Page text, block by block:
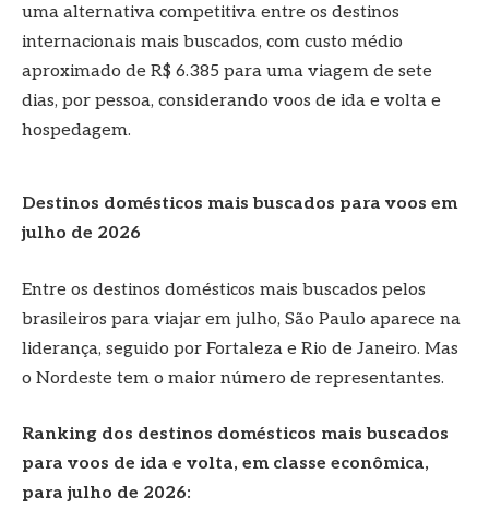
uma alternativa competitiva entre os destinos
internacionais mais buscados, com custo médio
aproximado de R$ 6.385 para uma viagem de sete
dias, por pessoa, considerando voos de ida e volta e
hospedagem.
Destinos domésticos mais buscados para voos em
julho de 2026
Entre os destinos domésticos mais buscados pelos
brasileiros para viajar em julho, São Paulo aparece na
liderança, seguido por Fortaleza e Rio de Janeiro. Mas
o Nordeste tem o maior número de representantes.
Ranking dos destinos domésticos mais buscados
para voos de ida e volta, em classe econômica,
para julho de 2026: